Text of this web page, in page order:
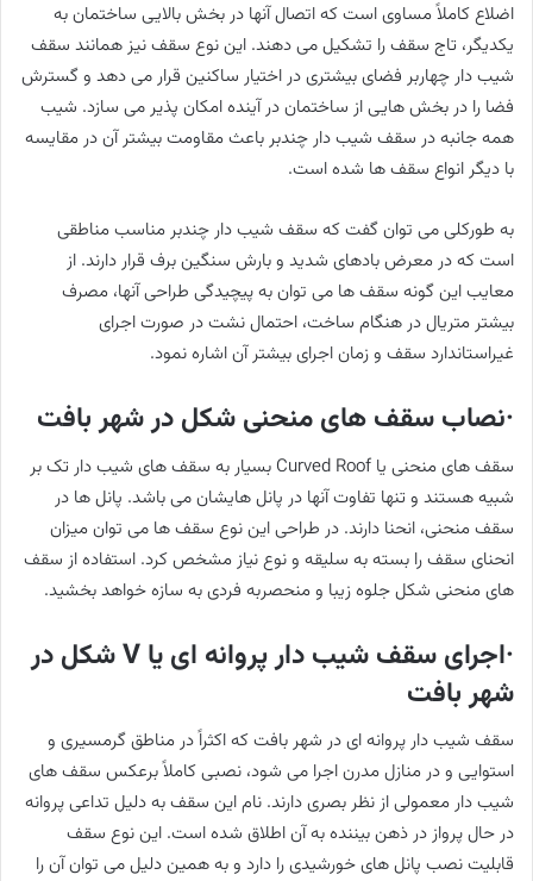
اضلاع کاملاً مساوی است که اتصال آنها در بخش بالایی ساختمان به
یکدیگر، تاج سقف را تشکیل می دهند. این نوع سقف نیز همانند سقف
شیب دار چهاربر فضای بیشتری در اختیار ساکنین قرار می دهد و گسترش
فضا را در بخش هایی از ساختمان در آینده امکان پذیر می سازد. شیب
همه جانبه در سقف شیب دار چندبر باعث مقاومت بیشتر آن در مقایسه
با دیگر انواع سقف ها شده است.
به طورکلی می توان گفت که سقف شیب دار چندبر مناسب مناطقی
است که در معرض بادهای شدید و بارش سنگین برف قرار دارند. از
معایب این گونه سقف ها می توان به پیچیدگی طراحی آنها، مصرف
بیشتر متریال در هنگام ساخت، احتمال نشت در صورت اجرای
غیراستاندارد سقف و زمان اجرای بیشتر آن اشاره نمود.
·نصاب سقف های منحنی شکل در شهر بافت
سقف های منحنی یا Curved Roof بسیار به سقف های شیب دار تک بر
شبیه هستند و تنها تفاوت آنها در پانل هایشان می باشد. پانل ها در
سقف منحنی، انحنا دارند. در طراحی این نوع سقف ها می توان میزان
انحنای سقف را بسته به سلیقه و نوع نیاز مشخص کرد. استفاده از سقف
های منحنی شکل جلوه زیبا و منحصربه فردی به سازه خواهد بخشید.
·اجرای سقف شیب دار پروانه ای یا V شکل در
شهر بافت
سقف شیب دار پروانه ای در شهر بافت که اکثراً در مناطق گرمسیری و
استوایی و در منازل مدرن اجرا می شود، نصبی کاملاً برعکس سقف های
شیب دار معمولی از نظر بصری دارند. نام این سقف به دلیل تداعی پروانه
در حال پرواز در ذهن بیننده به آن اطلاق شده است. این نوع سقف
قابلیت نصب پانل های خورشیدی را دارد و به همین دلیل می توان آن را